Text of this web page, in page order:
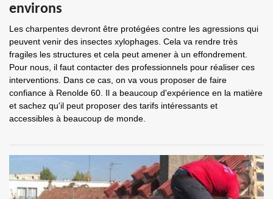
environs
Les charpentes devront être protégées contre les agressions qui
peuvent venir des insectes xylophages. Cela va rendre très
fragiles les structures et cela peut amener à un effondrement.
Pour nous, il faut contacter des professionnels pour réaliser ces
interventions. Dans ce cas, on va vous proposer de faire
confiance à Renolde 60. Il a beaucoup d'expérience en la matière
et sachez qu'il peut proposer des tarifs intéressants et
accessibles à beaucoup de monde.